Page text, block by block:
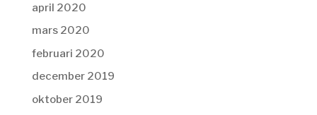
april 2020
mars 2020
februari 2020
december 2019
oktober 2019